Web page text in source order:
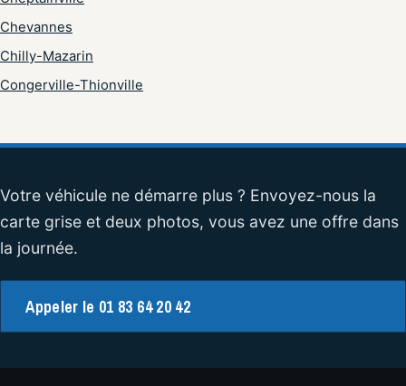
Chevannes
Chilly-Mazarin
Congerville-Thionville
Votre véhicule ne démarre plus ? Envoyez-nous la
carte grise et deux photos, vous avez une offre dans
la journée.
Appeler le 01 83 64 20 42